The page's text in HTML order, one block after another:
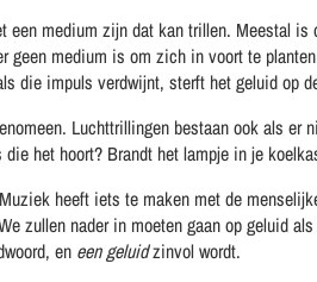
een medium zijn dat kan trillen. Meestal
geen medium is om zich in voort te
die impuls verdwijnt, sterft het geluid op
Luchttrillingen bestaan ook als er
het hoort? Brandt het lampje in je
heeft iets te maken met de
zullen nader in moeten gaan op geluid
en een geluidzinvol wordt.